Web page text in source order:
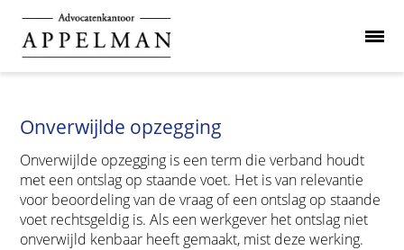
Onverwijlde opzegging
Onverwijlde opzegging is een term die verband houdt
met een ontslag op staande voet. Het is van relevantie
voor beoordeling van de vraag of een ontslag op staande
voet rechtsgeldig is. Als een werkgever het ontslag niet
onverwijld kenbaar heeft gemaakt, mist deze werking.